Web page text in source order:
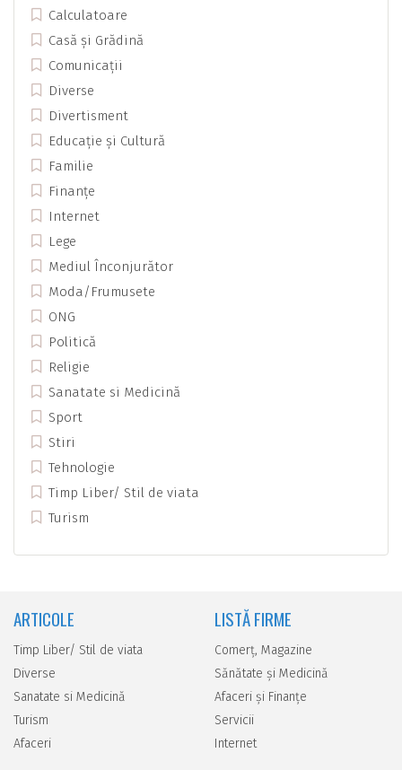
Calculatoare
Casă și Grădină
Comunicații
Diverse
Divertisment
Educație și Cultură
Familie
Finanțe
Internet
Lege
Mediul Înconjurător
Moda/Frumusete
ONG
Politică
Religie
Sanatate si Medicină
Sport
Stiri
Tehnologie
Timp Liber/ Stil de viata
Turism
ARTICOLE
Timp Liber/ Stil de viata
Diverse
Sanatate si Medicină
Turism
Afaceri
LISTĂ FIRME
Comerţ, Magazine
Sănătate şi Medicină
Afaceri şi Finanţe
Servicii
Internet